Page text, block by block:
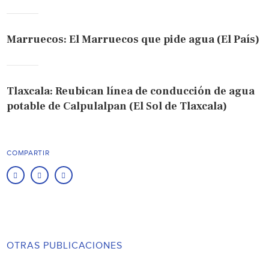
Marruecos: El Marruecos que pide agua (El País)
Tlaxcala: Reubican línea de conducción de agua
potable de Calpulalpan (El Sol de Tlaxcala)
COMPARTIR
OTRAS PUBLICACIONES